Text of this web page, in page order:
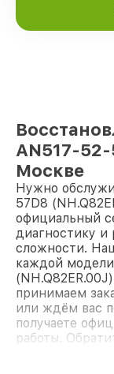
AN517-
Москве
Нужно
57D8
официальный
диагностику
сложности.
каждой
принимаем
или ждём вас
получаете
работы.